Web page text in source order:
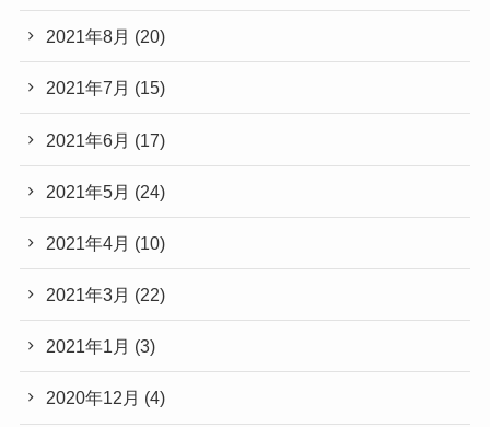
2021年8月 (20)
2021年7月 (15)
2021年6月 (17)
2021年5月 (24)
2021年4月 (10)
2021年3月 (22)
2021年1月 (3)
2020年12月 (4)